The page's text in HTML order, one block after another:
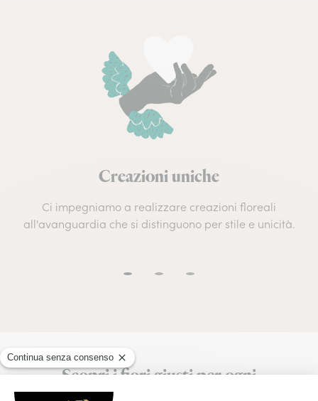
Creazioni uniche
Ci impegniamo a realizzare creazioni floreali
all'avanguardia che si distinguono per stile e unicità.
Scopri i fiori giusti per ogni